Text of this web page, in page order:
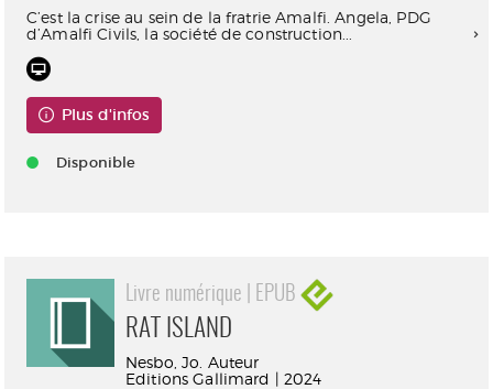
C’est la crise au sein de la fratrie Amalfi. Angela, PDG
d’Amalfi Civils, la société de construction...
Plus d'infos
Disponible
Livre numérique | EPUB
RAT ISLAND
Nesbo, Jo. Auteur
Editions Gallimard | 2024